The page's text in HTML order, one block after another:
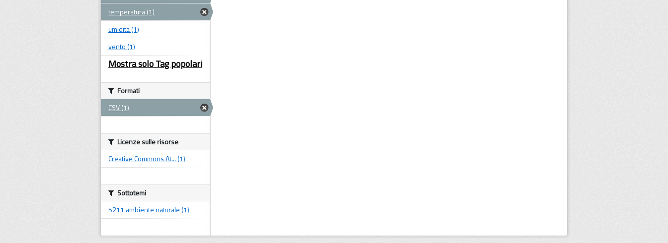
temperatura (1)
umidita (1)
vento (1)
Mostra solo Tag popolari
Formati
CSV (1)
Licenze sulle risorse
Creative Commons At... (1)
Sottotemi
5211 ambiente naturale (1)